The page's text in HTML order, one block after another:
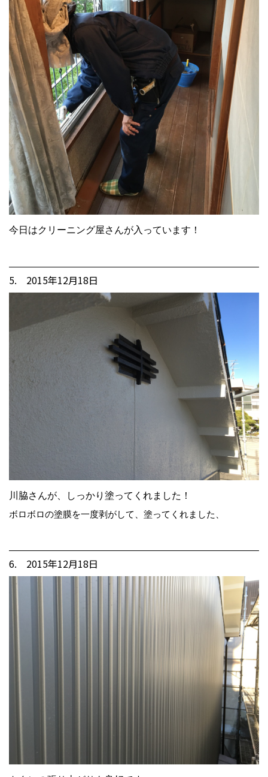
今日はクリーニング屋さんが入っています！
5. 2015年12月18日
川脇さんが、しっかり塗ってくれました！
ボロボロの塗膜を一度剥がして、塗ってくれました、
6. 2015年12月18日